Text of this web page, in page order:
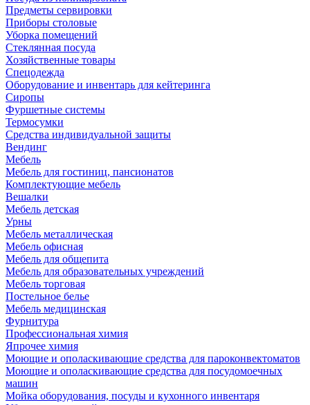
Предметы сервировки
Приборы столовые
Уборка помещений
Стеклянная посуда
Хозяйственные товары
Спецодежда
Оборудование и инвентарь для кейтеринга
Сиропы
Фуршетные системы
Термосумки
Средства индивидуальной защиты
Вендинг
Мебель
Мебель для гостиниц, пансионатов
Комплектующие мебель
Вешалки
Мебель детская
Урны
Мебель металлическая
Мебель офисная
Мебель для общепита
Мебель для образовательных учреждений
Мебель торговая
Постельное белье
Мебель медицинская
Фурнитура
Профессиональная химия
Япрочее химия
Моющие и ополаскивающие средства для пароконвектоматов
Моющие и ополаскивающие средства для посудомоечных
машин
Мойка оборудования, посуды и кухонного инвентаря